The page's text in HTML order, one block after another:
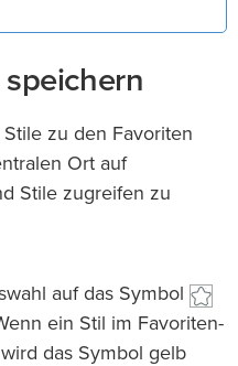
zu den Favoriten
Ort auf
Stile zugreifen zu
auf das Symbol
ein Stil im Favoriten-
das Symbol gelb